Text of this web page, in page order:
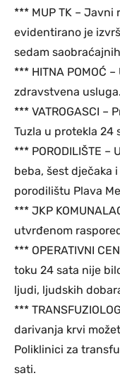
*** MUP TK –
evidentirano je
sedam
*** HITNA POMOĆ
zdravstvena usluga.
*** VATROGASCI
Tuzla u protekla 24
*** PORODILIŠTE
beba, šest dječaka
porodilištu Plava
*** JKP
utvrđenom
*** OPERATIVNI
toku 24 sata nije
ljudi, ljudskih
***
darivanja krvi
Poliklinici za
sati.